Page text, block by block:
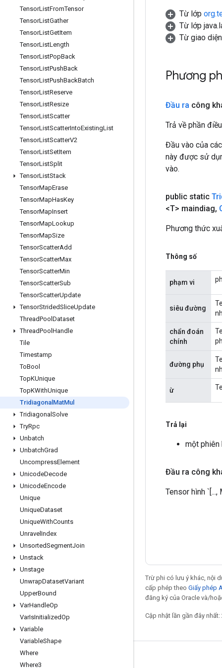
TensorListFromTensor
TensorListGather
TensorListGetItem
TensorListLength
TensorListPopBack
TensorListPushBack
TensorListPushBackBatch
TensorListReserve
TensorListResize
TensorListScatter
TensorListScatterIntoExistingList
TensorListScatterV2
TensorListSetItem
TensorListSplit
TensorListStack
TensorMapErase
TensorMapHasKey
TensorMapInsert
TensorMapLookup
TensorMapSize
TensorScatterAdd
TensorScatterMax
TensorScatterMin
TensorScatterSub
TensorScatterUpdate
TensorStridedSliceUpdate
ThreadPool Dataset
ThreadPool Handle
Tile
Timestamp
ToBool
TopKUnique
TopKWithUnique
Tridiagonal MatMul
Tridiagonal Solve
TryRpc
Unbatch
UnbatchGrad
UncompressElement
UnicodeDecode
UnicodeEncode
Unique
UniqueDataset
UniqueWithCounts
Unravel Index
UnsortedSegmentJoin
Unstack
Unstage
UnwrapDatasetVariant
UpperBound
VarHandleOp
VarIsInitializedOp
Variable
VariableShape
Where
Where3
Từ lớp
Từ lớp
Từ giao diện
Phương
Đầu ra công
Trả về phần
Đầu vào của
này được sử
vào.
public static
<T> maindiag,
Phương thức
Thông số
phạm vi
siêu đường
chẩn đoán
chính
đường phụ
ừ
Trả lại
một phiên
Đầu ra công
Tensor hình `[...,
Trừ phi có lưu ý khác, nội
cấp phép theo Giấy phép
đăng ký của Oracle và/
Cập nhật lần gần đây nhất:
Giữ liên lạc